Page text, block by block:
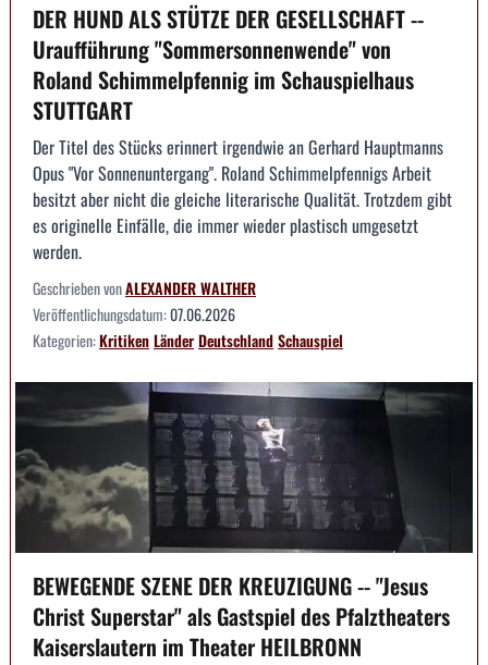
DER HUND ALS STÜTZE DER GESELLSCHAFT --
Uraufführung "Sommersonnenwende" von
Roland Schimmelpfennig im Schauspielhaus
STUTTGART
Der Titel des Stücks erinnert irgendwie an Gerhard Hauptmanns
Opus "Vor Sonnenuntergang". Roland Schimmelpfennigs Arbeit
besitzt aber nicht die gleiche literarische Qualität. Trotzdem gibt
es originelle Einfälle, die immer wieder plastisch umgesetzt
werden.
Geschrieben vonALEXANDER WALTHER
Veröffentlichungsdatum:07.06.2026
Kategorien:KritikenLänderDeutschlandSchauspiel
BEWEGENDE SZENE DER KREUZIGUNG -- "Jesus
Christ Superstar" als Gastspiel des Pfalztheaters
Kaiserslautern im Theater HEILBRONN